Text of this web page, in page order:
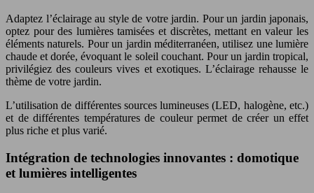
Adaptez l’éclairage au style de votre jardin. Pour un jardin japonais,
optez pour des lumières tamisées et discrètes, mettant en valeur les
éléments naturels. Pour un jardin méditerranéen, utilisez une lumière
chaude et dorée, évoquant le soleil couchant. Pour un jardin tropical,
privilégiez des couleurs vives et exotiques. L’éclairage rehausse le
thème de votre jardin.
L’utilisation de différentes sources lumineuses (LED, halogène, etc.)
et de différentes températures de couleur permet de créer un effet
plus riche et plus varié.
Intégration de technologies innovantes : domotique
et lumières intelligentes